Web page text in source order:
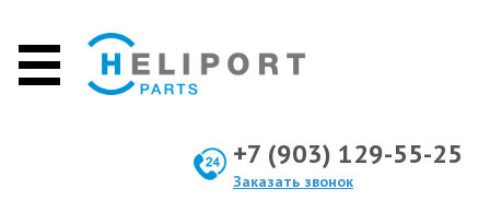
+7 (903) 129-55-25
Заказать звонок